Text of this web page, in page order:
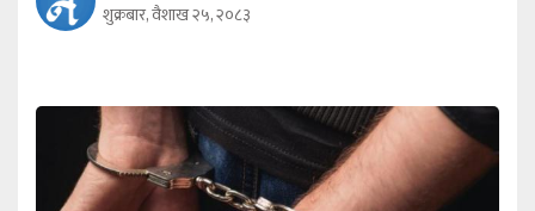
शुक्रबार, वैशाख २५, २०८३